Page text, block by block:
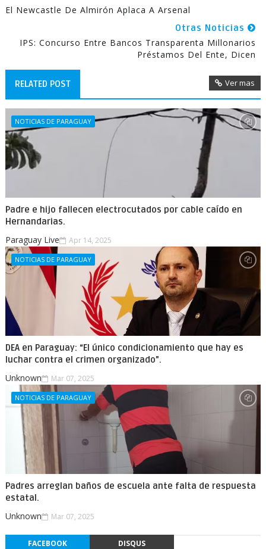
El Newcastle De Almirón Aplaca A Arsenal
Otras Noticias
IPS: Concurso Entre Bancos Transparenta Millonarios
Préstamos Del Ente, Dicen
RELATED POST Ver mas
NOTICIAS DE PARAGUAY
Padre e hijo fallecen electrocutados por cable caído en
Hernandarias.
Paraguay Live Apr 14, 2025
NOTICIAS DE PARAGUAY
DEA en Paraguay: “El único condicionamiento que hay es
luchar contra el crimen organizado”.
Unknown Mar 07, 2025
NOTICIAS DE PARAGUAY
Padres arreglan baños de escuela ante falta de respuesta
estatal.
Unknown Mar 07, 2025
FACEBOOK DISQUS